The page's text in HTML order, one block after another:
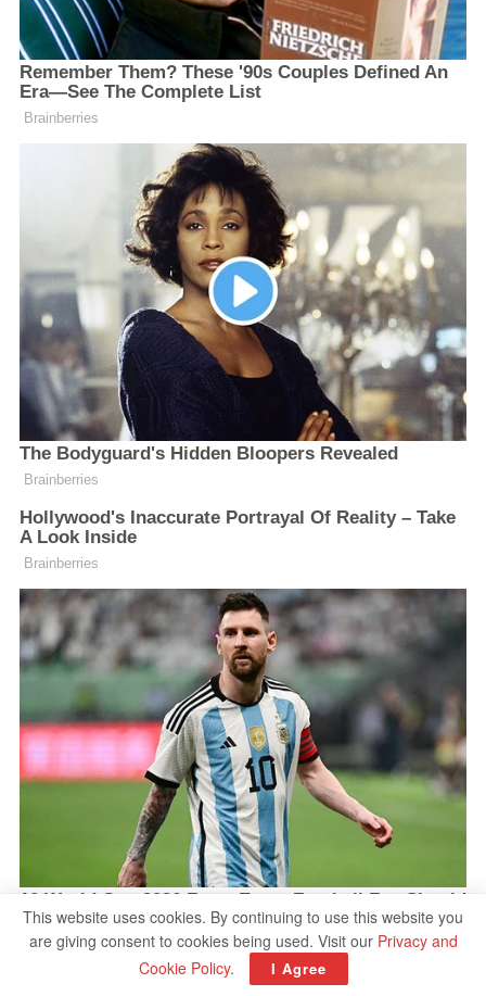
This website uses cookies. By continuing to use this website you
are giving consent to cookies being used. Visit our Privacy and
Cookie Policy. I Agree